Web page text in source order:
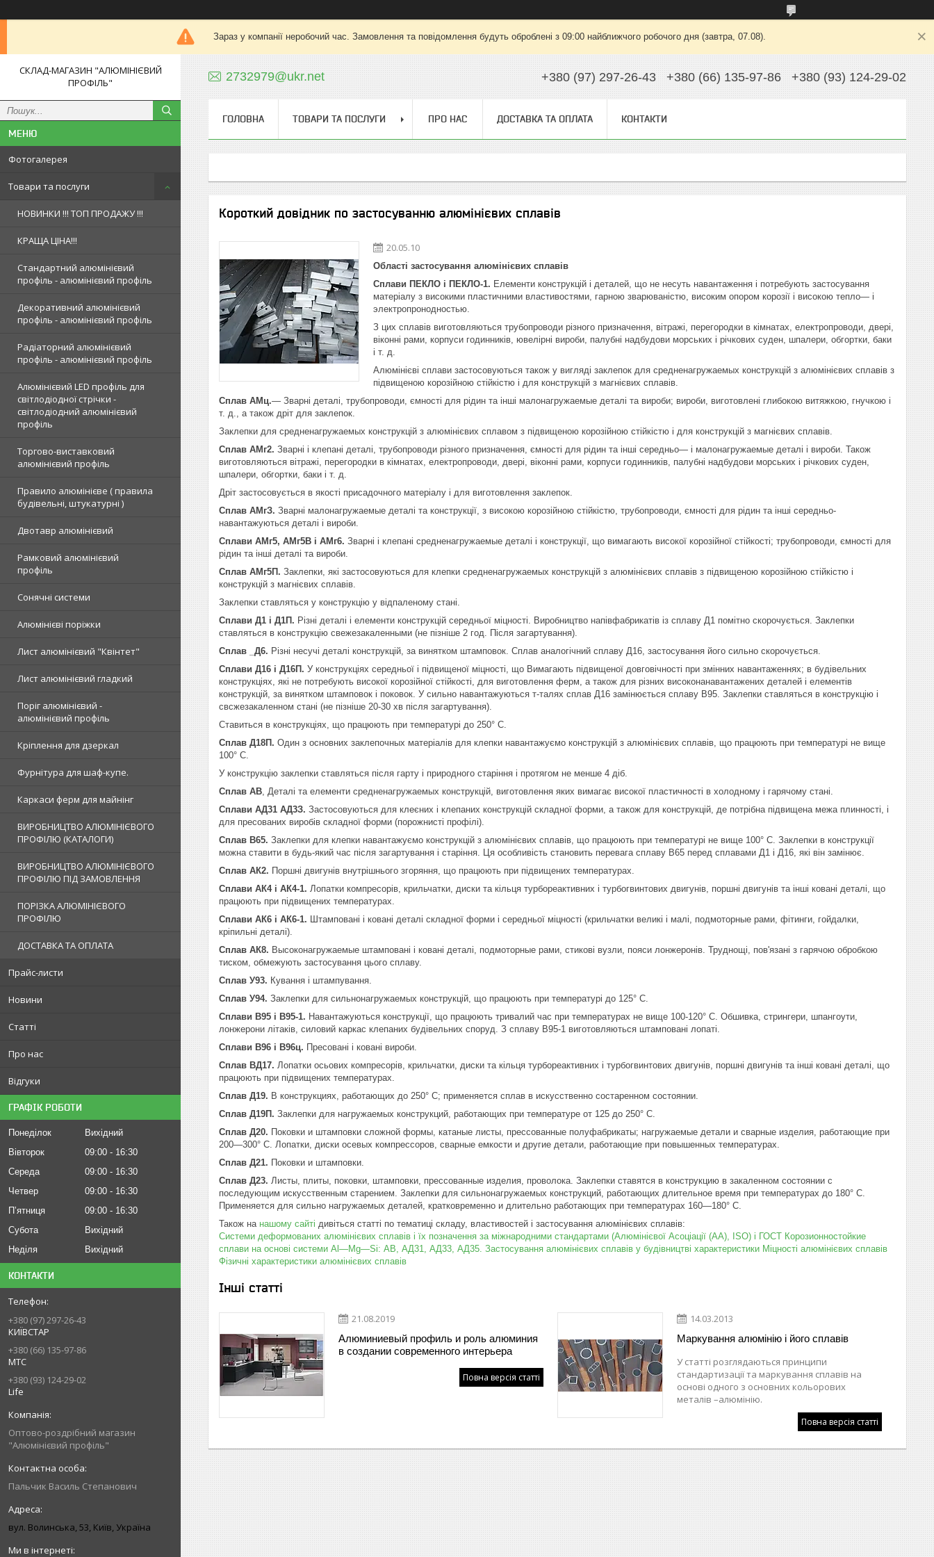
Зараз у компанії неробочий час. Замовлення та повідомлення будуть оброблені з 09:00 найближчого робочого дня (завтра, 07.08).
СКЛАД-МАГАЗИН "АЛЮМІНІЄВИЙ
ПРОФІЛЬ"
Фотогалерея
Товари та послуги
НОВИНКИ !!! ТОП ПРОДАЖУ !!!
КРАЩА ЦІНА!!!
Стандартний алюмінієвий
профіль - алюмінієвий профіль
Декоративний алюмінієвий
профіль - алюмінієвий профіль
Радіаторний алюмінієвий
профіль - алюмінієвий профіль
Алюмінієвий LED профіль для
світлодіодної стрічки -
світлодіодний алюмінієвий
профіль
Торгово-виставковий
алюмінієвий профіль
Правило алюмінієве ( правила
будівельні, штукатурні )
Двотавр алюмінієвий
Рамковий алюмінієвий
профіль
Сонячні системи
Алюмінієві поріжки
Лист алюмінієвий "Квінтет"
Лист алюмінієвий гладкий
Поріг алюмінієвий -
алюмінієвий профіль
Кріплення для дзеркал
Фурнітура для шаф-купе.
Каркаси ферм для майнінг
ВИРОБНИЦТВО АЛЮМІНІЄВОГО
ПРОФІЛЮ (КАТАЛОГИ)
ВИРОБНИЦТВО АЛЮМІНІЄВОГО
ПРОФІЛЮ ПІД ЗАМОВЛЕННЯ
ПОРІЗКА АЛЮМІНІЄВОГО
ПРОФІЛЮ
ДОСТАВКА ТА ОПЛАТА
Прайс-листи
Новини
Статті
Про нас
Відгуки
ГРАФІК РОБОТИ
Понеділок
Вихідний
Вівторок
09:00
16:30
Середа
09:00
16:30
Четвер
09:00
16:30
Пʼятниця
09:00
16:30
Субота
Вихідний
Неділя
Вихідний
КОНТАКТИ
+380 (97) 297-26-43
КИЇВСТАР
+380 (66) 135-97-86
МТС
+380 (93) 124-29-02
Life
Оптово-роздрібний магазин
"Алюмінієвий профіль"
Пальчик Василь Степанович
вул. Волинська, 53, Київ, Україна
2732979@ukr.net +380 (97) 297-26-43 +380 (66) 135-97-86 +380 (93) 124-29-02
ГОЛОВНА ТОВАРИ ТА ПОСЛУГИ ПРО НАС ДОСТАВКА ТА ОПЛАТА КОНТАКТИ
Короткий довідник по застосуванню алюмінієвих сплавів
20.05.10
Області застосування алюмінієвих сплавів
Сплави ПЕКЛО і ПЕКЛО-1. Елементи конструкцій і деталей, що не несуть навантаження і потребують застосування
матеріалу з високими пластичними властивостями, гарною зварюваністю, високим опором корозії і високою тепло— і
электропронодностью.
З цих сплавів виготовляються трубопроводи різного призначення, вітражі, перегородки в кімнатах, електропроводи, двері,
віконні рами, корпуси годинників, ювелірні вироби, палубні надбудови морських і річкових суден, шпалери, обгортки, баки
і т. д.
Алюмінієві сплави застосовуються також у вигляді заклепок для средненагружаемых конструкцій з алюмінієвих сплавів з
підвищеною корозійною стійкістю і для конструкцій з магнієвих сплавів.
Сплав АМц.— Зварні деталі, трубопроводи, ємності для рідин та інші малонагружаемые деталі та вироби; вироби, виготовлені глибокою витяжкою, гнучкою і
т. д., а також дріт для заклепок.
Заклепки для средненагружаемых конструкцій з алюмінієвих сплавом з підвищеною корозійною стійкістю і для конструкцій з магнієвих сплавів.
Сплав АМг2. Зварні і клепані деталі, трубопроводи різного призначення, ємності для рідин та інші середньо— і малонагружаемые деталі і вироби. Також
виготовляються вітражі, перегородки в кімнатах, електропроводи, двері, віконні рами, корпуси годинників, палубні надбудови морських і річкових суден,
шпалери, обгортки, баки і т. д.
Дріт застосовується в якості присадочного матеріалу і для виготовлення заклепок.
Сплав АМгЗ. Зварні малонагружаемые деталі та конструкції, з високою корозійною стійкістю, трубопроводи, ємності для рідин та інші середньо-
навантажуються деталі і вироби.
Сплави АМг5, АМг5В і АМг6. Зварні і клепані средненагружаемые деталі і конструкції, що вимагають високої корозійної стійкості; трубопроводи, ємності для
рідин та інші деталі та вироби.
Сплав АМг5П. Заклепки, які застосовуються для клепки средненагружаемых конструкцій з алюмінієвих сплавів з підвищеною корозійною стійкістю і
конструкцій з магнієвих сплавів.
Заклепки ставляться у конструкцію у відпаленому стані.
Сплави Д1 і Д1П. Різні деталі і елементи конструкцій середньої міцності. Виробництво напівфабрикатів із сплаву Д1 помітно скорочується. Заклепки
ставляться в конструкцію свежезакаленными (не пізніше 2 год. Після загартування).
Сплав _Д6. Різні несучі деталі конструкцій, за винятком штамповок. Сплав аналогічний сплаву Д16, застосування його сильно скорочується.
Сплави Д16 і Д16П. У конструкціях середньої і підвищеної міцності, що Вимагають підвищеної довговічності при змінних навантаженнях; в будівельних
конструкціях, які не потребують високої корозійної стійкості, для виготовлення ферм, а також для різних високонанавантажених деталей і елементів
конструкцій, за винятком штамповок і поковок. У сильно навантажуються т-талях сплав Д16 замінюється сплаву В95. Заклепки ставляться в конструкцію і
свсжезакаленном стані (не пізніше 20-30 хв після загартування).
Ставиться в конструкціях, що працюють при температурі до 250° С.
Сплав Д18П. Один з основних заклепочных матеріалів для клепки навантажуємо конструкцій з алюмінієвих сплавів, що працюють при температурі не вище
100° С.
У конструкцію заклепки ставляться після гарту і природного старіння і протягом не менше 4 діб.
Сплав АВ, Деталі та елементи средненагружаемых конструкцій, виготовлення яких вимагає високої пластичності в холодному і гарячому стані.
Сплави АД31 АД3З. Застосовуються для клеєних і клепаних конструкцій складної форми, а також для конструкцій, де потрібна підвищена межа плинності, і
для пресованих виробів складної форми (порожнисті профілі).
Сплав В65. Заклепки для клепки навантажуємо конструкцій з алюмінієвих сплавів, що працюють при температурі не вище 100° С. Заклепки в конструкції
можна ставити в будь-який час після загартування і старіння. Ця особливість становить перевага сплаву В65 перед сплавами Д1 і Д16, які він замінює.
Сплав АК2. Поршні двигунів внутрішнього згоряння, що працюють при підвищених температурах.
Сплави АК4 і АК4-1. Лопатки компресорів, крильчатки, диски та кільця турбореактивних і турбогвинтових двигунів, поршні двигунів та інші ковані деталі, що
працюють при підвищених температурах.
Сплави АК6 і АК6-1. Штамповані і ковані деталі складної форми і середньої міцності (крильчатки великі і малі, подмоторные рами, фітинги, гойдалки,
кріпильні деталі).
Сплав АК8. Высоконагружаемые штамповані і ковані деталі, подмоторные рами, стикові вузли, пояси лонжеронів. Труднощі, пов'язані з гарячою обробкою
тиском, обмежують застосування цього сплаву.
Сплав У93. Кування і штампування.
Сплав У94. Заклепки для сильнонагружаемых конструкцій, що працюють при температурі до 125° С.
Сплави В95 і В95-1. Навантажуються конструкції, що працюють тривалий час при температурах не вище 100-120° С. Обшивка, стрингери, шпангоути,
лонжерони літаків, силовий каркас клепаних будівельних споруд. З сплаву В95-1 виготовляються штамповані лопаті.
Сплави В96 і В96ц. Пресовані і ковані вироби.
Сплав ВД17. Лопатки осьових компресорів, крильчатки, диски та кільця турбореактивних і турбогвинтових двигунів, поршні двигунів та інші ковані деталі, що
працюють при підвищених температурах.
Сплав Д19. В конструкциях, работающих до 250° С; применяется сплав в искусственно состаренном состоянии.
Сплав Д19П. Заклепки для нагружаемых конструкций, работающих при температуре от 125 до 250° С.
Сплав Д20. Поковки и штамповки сложной формы, катаные листы, прессованные полуфабрикаты; нагружаемые детали и сварные изделия, работающие при
200—300° С. Лопатки, диски осевых компрессоров, сварные емкости и другие детали, работающие при повышенных температурах.
Сплав Д21. Поковки и штамповки.
Сплав Д23. Листы, плиты, поковки, штамповки, прессованные изделия, проволока. Заклепки ставятся в конструкцию в закаленном состоянии с
последующим искусственным старением. Заклепки для сильнонагружаемых конструкций, работающих длительное время при температурах до 180° С.
Применяется для сильно нагружаемых деталей, кратковременно и длительно работающих при температурах 160—180° С.
Також на нашому сайті дивіться статті по тематиці складу, властивостей і застосування алюмінієвих сплавів:
Системи деформованих алюмінієвих сплавів і їх позначення за міжнародними стандартами (Алюмінієвої Асоціації (АА), ISO) і ГОСТ Корозионностойкие
сплави на основі системи Al—Mg—Si: АВ, АД31, АД33, АД35. Застосування алюмінієвих сплавів у будівництві характеристики Міцності алюмінієвих сплавів
Фізичні характеристики алюмінієвих сплавів
Інші статті
21.08.2019
Алюминиевый профиль и роль алюминия
в создании современного интерьера
Повна версія статті
14.03.2013
Маркування алюмінію і його сплавів
У статті розглядаються принципи
стандартизації та маркування сплавів на
основі одного з основних кольорових
металів –алюмінію.
Повна версія статті